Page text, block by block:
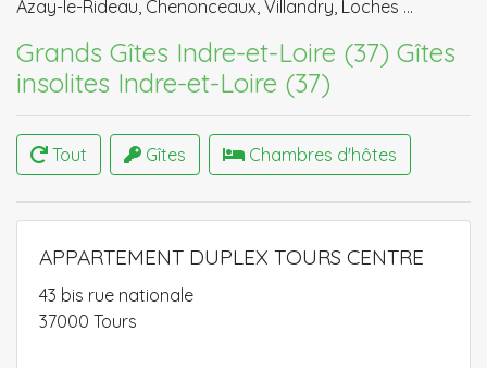
Azay-le-Rideau, Chenonceaux, Villandry, Loches …
Grands Gîtes Indre-et-Loire (37) Gîtes
insolites Indre-et-Loire (37)
Tout Gîtes Chambres d'hôtes
APPARTEMENT DUPLEX TOURS CENTRE
43 bis rue nationale
37000 Tours